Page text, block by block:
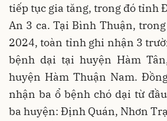
tiếp tục gia tăng, trong đó tỉnh
An 3 ca. Tại Bình Thuận,
2024, toàn tỉnh ghi nhận 3
bệnh dại tại huyện Hàm
huyện Hàm Thuận Nam.
nhận ba ổ bệnh chó dại từ
ba huyện: Định Quán, Nhơn